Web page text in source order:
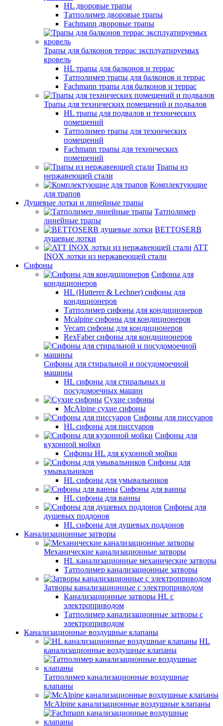
HL дворовые трапы
Татполимер дворовые трапы
Fachmann дворовые трапы
Трапы для балконов террас эксплуатируемых
кровель
HL трапы для балконов и террас
Татполимер трапы для балконов и террас
Fachmann трапы для балконов и террас
Трапы для технических помещений и подвалов
HL трапы для подвалов и технических
помещений
Татполимер трапы для технических
помещений
Fachmann трапы для технических
помещений
Трапы из
нержавеющей стали
Комплектующие
для трапов
Душевые лотки и линейные трапы
Татполимер
линейные трапы
BETTOSERB
душевые лотки
ATT
INOX лотки из нержавеющей стали
Сифоны
Сифоны для
кондиционеров
HL (Hutterer & Lechner) сифоны для
кондиционеров
Татполимер сифоны для кондиционеров
Mcalpine сифоны для кондиционеров
Vecam сифоны для кондиционеров
RexFaber сифоны для кондиционеров
Сифоны для стиральной и посудомоечной
машины
HL сифоны для стиральных и
посудомоечных машин
Сухие сифоны
McAlpine сухие сифоны
Сифоны для писсуаров
HL сифоны для писсуаров
Сифоны для
кухонной мойки
Сифоны HL для кухонной мойки
Сифоны для
умывальников
HL сифоны для умывальников
Сифоны для ванны
HL сифоны для ванны
Сифоны для
душевых поддонов
HL сифоны для душевых поддонов
Канализационные затворы
Механические канализационные затворы
HL канализационные механические затворы
Татполимер канализационные затворы
Затворы канализационные с электроприводом
Канализационные затворы HL с
электроприводом
Татполимер канализационные затворы с
электроприводом
Канализационные воздушные клапаны
HL
канализационные воздушные клапаны
Татполимер канализационные воздушные
клапаны
McAlpine канализационные воздушные клапаны